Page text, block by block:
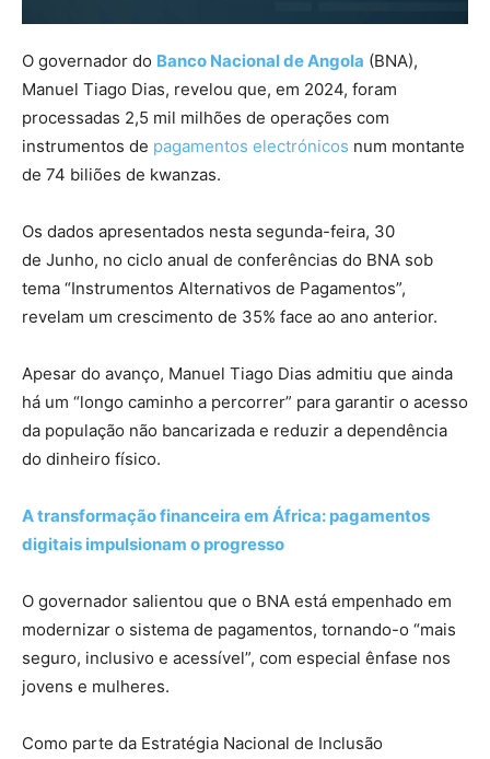
O governador do Banco Nacional de Angola (BNA),
Manuel Tiago Dias, revelou que, em 2024, foram
processadas 2,5 mil milhões de operações com
instrumentos de pagamentos electrónicos num montante
de 74 biliões de kwanzas.
Os dados apresentados nesta segunda-feira, 30
de Junho, no ciclo anual de conferências do BNA sob
tema “Instrumentos Alternativos de Pagamentos”,
revelam um crescimento de 35% face ao ano anterior.
Apesar do avanço, Manuel Tiago Dias admitiu que ainda
há um “longo caminho a percorrer” para garantir o acesso
da população não bancarizada e reduzir a dependência
do dinheiro físico.
A transformação financeira em África: pagamentos
digitais impulsionam o progresso
O governador salientou que o BNA está empenhado em
modernizar o sistema de pagamentos, tornando-o “mais
seguro, inclusivo e acessível”, com especial ênfase nos
jovens e mulheres.
Como parte da Estratégia Nacional de Inclusão